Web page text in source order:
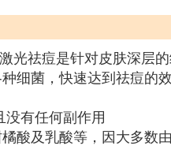
光祛痘是针对皮肤深层
细菌，快速达到祛痘的效
有任何副作用
酸及乳酸等，因大多数